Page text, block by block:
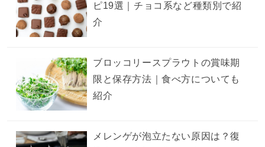
ピ19選｜チョコ系など種類別で紹
介
ブロッコリースプラウトの賞味期
限と保存方法｜食べ方についても
紹介
メレンゲが泡立たない原因は？復